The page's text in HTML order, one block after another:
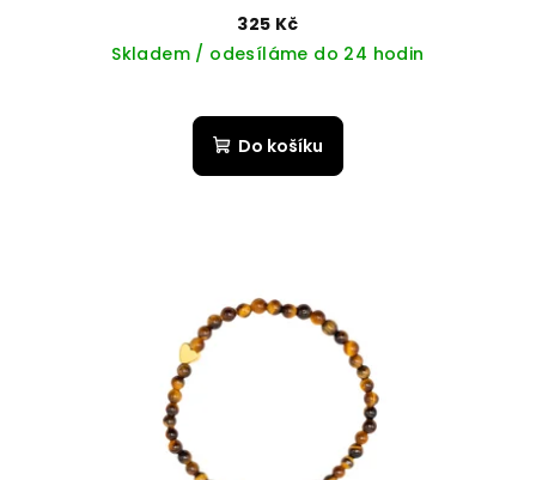
325 Kč
Skladem / odesíláme do 24 hodin
Do košíku